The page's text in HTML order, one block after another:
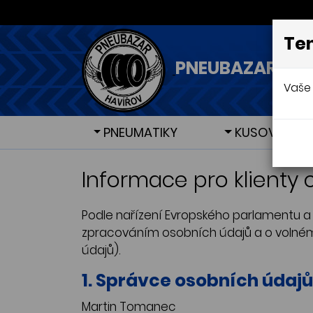
PNEUBAZAR -
PNEUMATIKY KUSOVÉ
Informace pro klienty
Podle nařízení Evropského parlamentu a
zpracováním osobních údajů a o
údajů).
1. Správce osobních údajů
Martin Tomanec